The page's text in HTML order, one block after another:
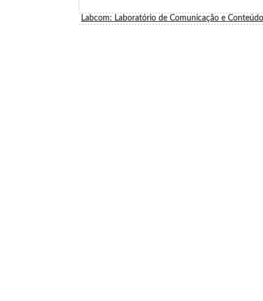
Labcom: Laboratório de Comunicação e